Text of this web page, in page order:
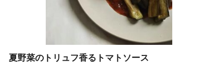
夏野菜のトリュフ香るトマトソース